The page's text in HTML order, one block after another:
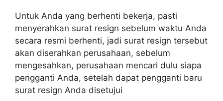
Untuk Anda yang berhenti bekerja, pasti
menyerahkan surat resign sebelum waktu Anda
secara resmi berhenti, jadi surat resign tersebut
akan diserahkan perusahaan, sebelum
mengesahkan, perusahaan mencari dulu siapa
pengganti Anda, setelah dapat pengganti baru
surat resign Anda disetujui